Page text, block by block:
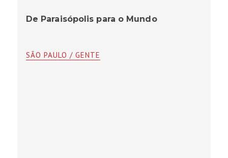
De Paraisópolis para o Mundo
SÃO PAULO / GENTE